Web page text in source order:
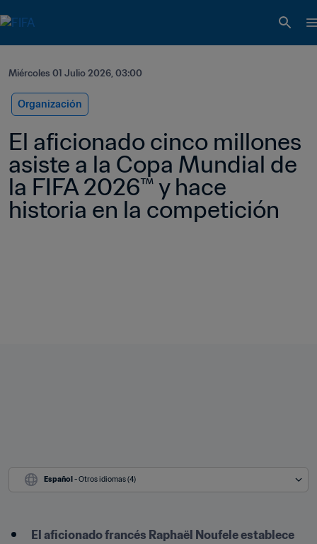
Miércoles 01 Julio 2026, 03:00
Organización
El aficionado cinco millones
asiste a la Copa Mundial de
la FIFA 2026™ y hace
historia en la competición
Español - Otros idiomas (4)
El aficionado francés Raphaël Noufele establece